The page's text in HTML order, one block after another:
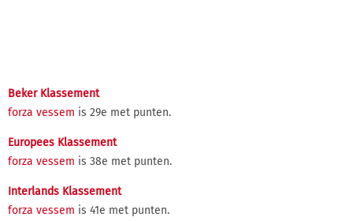
Beker Klassement
forza vessem is 29e met punten.
Europees Klassement
forza vessem is 38e met punten.
Interlands Klassement
forza vessem is 41e met punten.